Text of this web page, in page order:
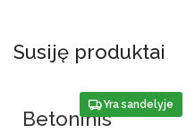
Susiję produktai
Yra sandelyje
Betoninis